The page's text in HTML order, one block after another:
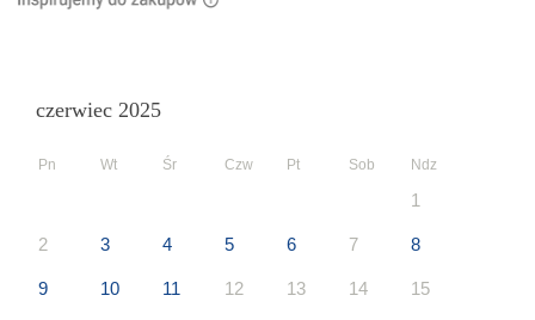
czerwiec 2025
Pn Wt Śr Czw Pt Sob Ndz
1
2 3 4 5 6 7 8
9 10 11 12 13 14 15